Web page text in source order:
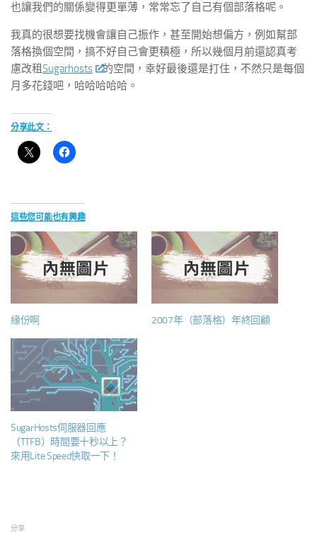
也讓我們的關係變得更單薄，常常忘了自己有個部落格呢。
我真的很想要找機會讓自己振作，甚至開始想偏方，例如幫部
落格換個空間，搞不好自己會更積極，所以幾個月前還認真考
慮改租Sugarhosts
的空間，幸好最後還是打住，不然只是每個
月多花錢吧，哈哈哈哈哈。
分享此文：
這些您可能也有興趣
緣份啊 2007年（部落格）年終回顧
SugarHosts伺服器回應
（TTFB）時間要十秒以上？
來用Lite Speed快取一下！
分享